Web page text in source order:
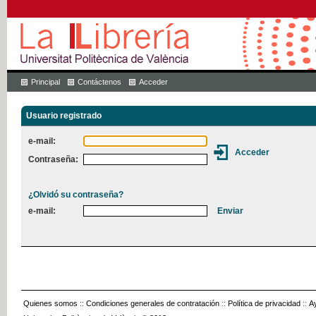
Principal Contáctenos Acceder
Usuario registrado
e-mail:
Contraseña:
¿Olvidó su contraseña?
e-mail:
Quienes somos :: Condiciones generales de contratación :: Política de privacidad ::